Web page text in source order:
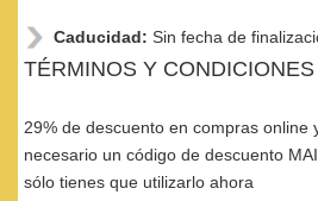
Caducidad: Sin fecha de
TÉRMINOS Y CONDICIONES
29% de descuento en compras online
necesario un código de descuento
sólo tienes que utilizarlo ahora